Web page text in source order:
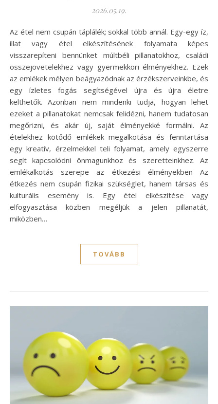
2026.05.19.
Az étel nem csupán táplálék; sokkal több annál. Egy-egy íz,
illat vagy étel elkészítésének folyamata képes
visszarepíteni bennünket múltbéli pillanatokhoz, családi
összejövetelekhez vagy gyermekkori élményekhez. Ezek
az emlékek mélyen beágyazódnak az érzékszerveinkbe, és
egy ízletes fogás segítségével újra és újra életre
kelthetők. Azonban nem mindenki tudja, hogyan lehet
ezeket a pillanatokat nemcsak felidézni, hanem tudatosan
megőrizni, és akár új, saját élményekké formálni. Az
ételekhez kötődő emlékek megalkotása és fenntartása
egy kreatív, érzelmekkel teli folyamat, amely egyszerre
segít kapcsolódni önmagunkhoz és szeretteinkhez. Az
emlékalkotás szerepe az étkezési élményekben Az
étkezés nem csupán fizikai szükséglet, hanem társas és
kulturális esemény is. Egy étel elkészítése vagy
elfogyasztása közben megéljük a jelen pillanatát,
miközben…
TOVÁBB